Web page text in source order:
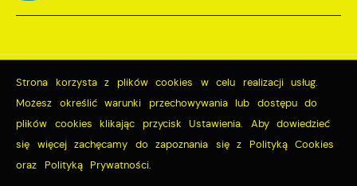
Odwiedzin: 3809064
Online: 355
Strona korzysta z plików cookies w celu realizacji usług.
Możesz określić warunki przechowywania lub dostępu do
plików cookies klikając przycisk Ustawienia. Aby dowiedzieć
się więcej zachęcamy do zapoznania się z Polityką Cookies
oraz Polityką Prywatności.